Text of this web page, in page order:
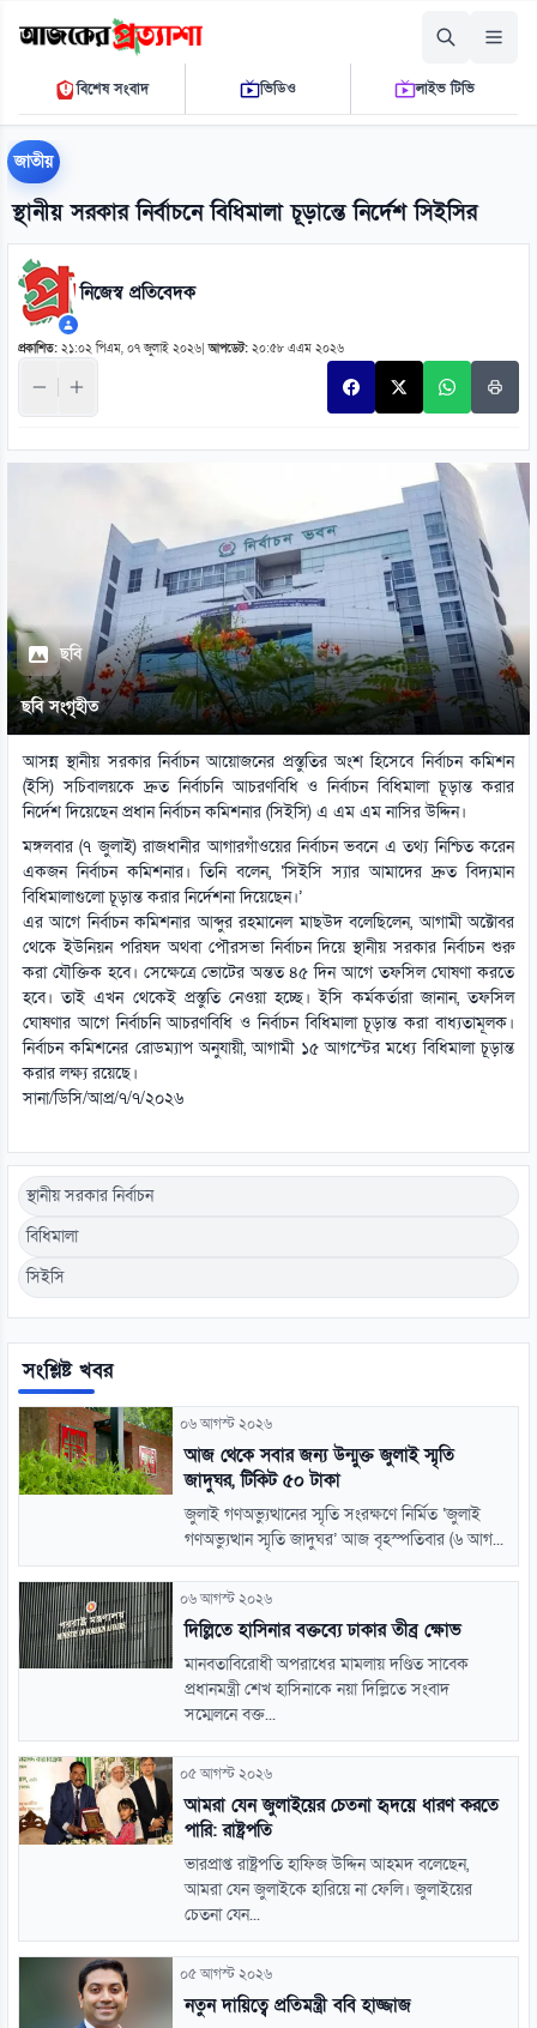
বৃহস্পতিবার, ০৬ আগস্ট ২০২৬
০৩:১১:৪৮ এ.এম.THE DAILY AJKER PROTTASHA
বিশেষ সংবাদ ভিডিও লাইভ টিভি
জাতীয়
স্থানীয় সরকার নির্বাচনে বিধিমালা চূড়ান্তে নির্দেশ সিইসির
নিজেস্ব প্রতিবেদক
প্রকাশিত: ২১:০২ পিএম, ০৭ জুলাই ২০২৬ |আপডেট: ২০:৫৮ এএম ২০২৬
ছবি
ছবি সংগৃহীত
আসন্ন স্থানীয় সরকার নির্বাচন আয়োজনের প্রস্তুতির অংশ হিসেবে নির্বাচন কমিশন
(ইসি) সচিবালয়কে দ্রুত নির্বাচনি আচরণবিধি ও নির্বাচন বিধিমালা চূড়ান্ত করার
নির্দেশ দিয়েছেন প্রধান নির্বাচন কমিশনার (সিইসি) এ এম এম নাসির উদ্দিন।
মঙ্গলবার (৭ জুলাই) রাজধানীর আগারগাঁওয়ের নির্বাচন ভবনে এ তথ্য নিশ্চিত করেন
একজন নির্বাচন কমিশনার। তিনি বলেন, ‘সিইসি স্যার আমাদের দ্রুত বিদ্যমান
বিধিমালাগুলো চূড়ান্ত করার নির্দেশনা দিয়েছেন।’
এর আগে নির্বাচন কমিশনার আব্দুর রহমানেল মাছউদ বলেছিলেন, আগামী অক্টোবর
থেকে ইউনিয়ন পরিষদ অথবা পৌরসভা নির্বাচন দিয়ে স্থানীয় সরকার নির্বাচন শুরু
করা যৌক্তিক হবে। সেক্ষেত্রে ভোটের অন্তত ৪৫ দিন আগে তফসিল ঘোষণা করতে
হবে। তাই এখন থেকেই প্রস্তুতি নেওয়া হচ্ছে। ইসি কর্মকর্তারা জানান, তফসিল
ঘোষণার আগে নির্বাচনি আচরণবিধি ও নির্বাচন বিধিমালা চূড়ান্ত করা বাধ্যতামূলক।
নির্বাচন কমিশনের রোডম্যাপ অনুযায়ী, আগামী ১৫ আগস্টের মধ্যে বিধিমালা চূড়ান্ত
করার লক্ষ্য রয়েছে।
সানা/ডিসি/আপ্র/৭/৭/২০২৬
স্থানীয় সরকার নির্বাচন
বিধিমালা
সিইসি
সংশ্লিষ্ট খবর
০৬ আগস্ট ২০২৬
আজ থেকে সবার জন্য উন্মুক্ত জুলাই স্মৃতি
জাদুঘর, টিকিট ৫০ টাকা
জুলাই গণঅভ্যুত্থানের স্মৃতি সংরক্ষণে নির্মিত ‘জুলাই
গণঅভ্যুত্থান স্মৃতি জাদুঘর’ আজ বৃহস্পতিবার (৬ আগ...
০৬ আগস্ট ২০২৬
দিল্লিতে হাসিনার বক্তব্যে ঢাকার তীব্র ক্ষোভ
মানবতাবিরোধী অপরাধের মামলায় দণ্ডিত সাবেক
প্রধানমন্ত্রী শেখ হাসিনাকে নয়া দিল্লিতে সংবাদ
সম্মেলনে বক্ত...
০৫ আগস্ট ২০২৬
আমরা যেন জুলাইয়ের চেতনা হৃদয়ে ধারণ করতে
পারি: রাষ্ট্রপতি
ভারপ্রাপ্ত রাষ্ট্রপতি হাফিজ উদ্দিন আহমদ বলেছেন,
আমরা যেন জুলাইকে হারিয়ে না ফেলি। জুলাইয়ের
চেতনা যেন...
০৫ আগস্ট ২০২৬
নতুন দায়িত্বে প্রতিমন্ত্রী ববি হাজ্জাজ